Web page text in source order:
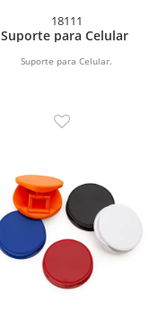
18111
Suporte para Celular
Suporte para Celular.